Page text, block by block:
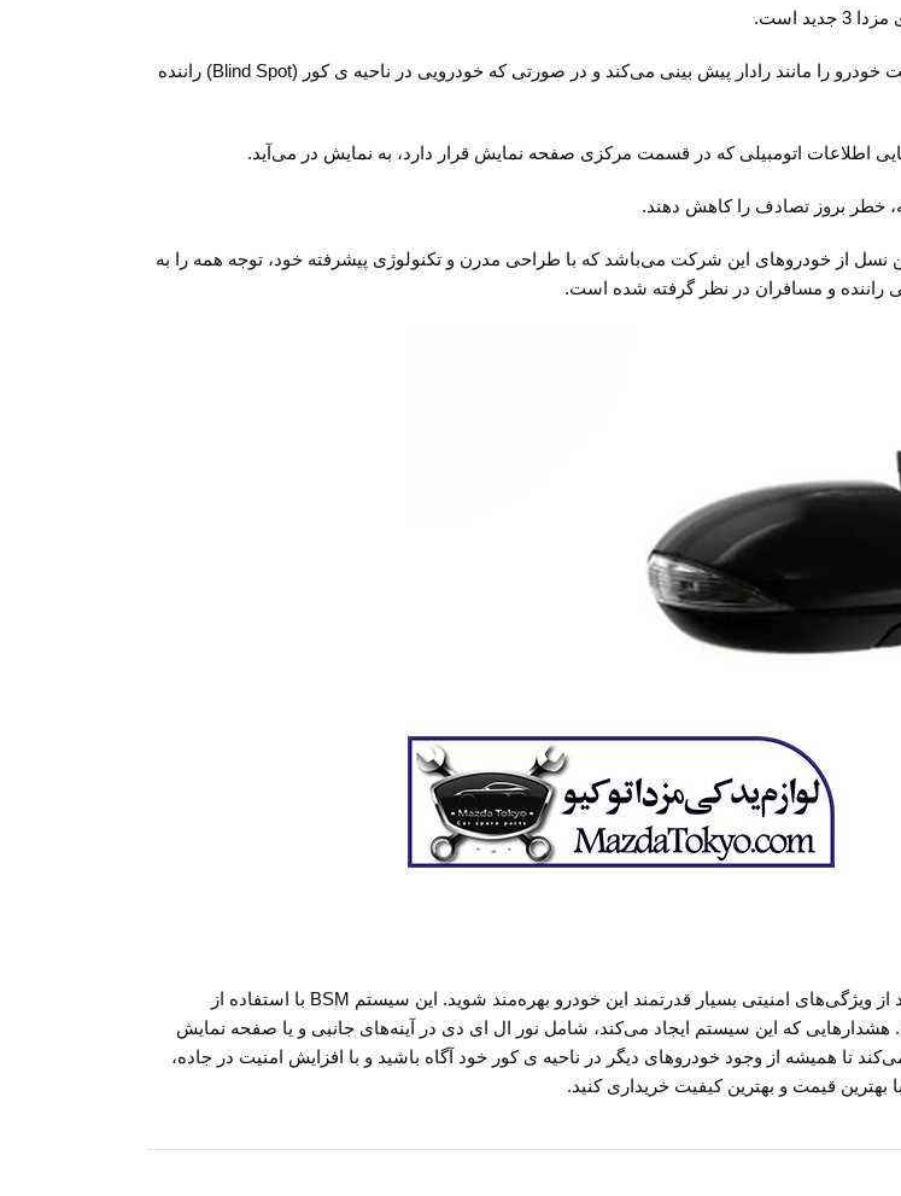
این سیستم با استفاده از سنسورهایی که در ناحیه ی بالای تایرهای عقب نصب شده‌اند، مسیر حرکت خودرو را مانند رادار پیش بینی می‌کند و در صورتی که خودرویی در ناحیه ی کور (Blind Spot) راننده
اطلاعات اتومبیلی که در قسمت مرکزی صفحه نمایش قرار دارد، به نمایش در می‌آید.
خطر بروز تصادف را کاهش دهند.
نسل از خودروهای این شرکت می‌باشد که با طراحی مدرن و تکنولوژی پیشرفته خود، توجه همه را به
راننده و مسافران در نظر گرفته شده است.
، می‌توانید از ویژگی‌های امنیتی بسیار قدرتمند این خودرو بهره‌مند شوید. این سیستم BSM با استفاده از
که این سیستم ایجاد می‌کند، شامل نور ال ای دی در آینه‌های جانبی و یا صفحه نمایش
همیشه از وجود خودروهای دیگر در ناحیه ی کور خود آگاه باشید و با افزایش امنیت در جاده،
بهترین قیمت و بهترین کیفیت خریداری کنید.